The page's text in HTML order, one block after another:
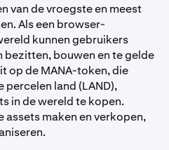
van de vroegste en meest
Als een browser-
kunnen gebruikers
bouwen en te gelde
op de MANA-token, die
land (LAND),
in de wereld te kopen.
assets maken en verkopen,